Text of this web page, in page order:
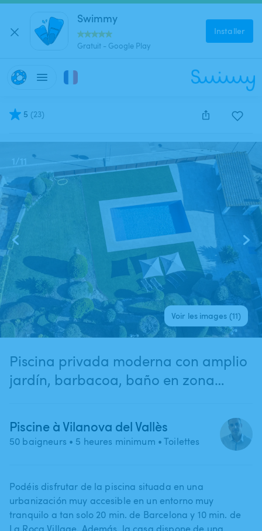
Swimmy
Gratuit - Google Play
Installer
5 (23)
Cette annonce est close et ne peut être réservée.
1/11
Voir les images (11)
Piscina privada moderna con amplio
jardín, barbacoa, baño en zona
Barcelona *
Piscine à Vilanova del Vallès
50 baigneurs • 5 heures minimum • Toilettes
Podéis disfrutar de la piscina situada en una
urbanización muy accesible en un entorno muy
tranquilo a tan solo 20 min. de Barcelona y 10 min. de